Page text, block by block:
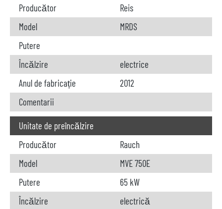
Producător
Reis
Model
MRDS
Putere
Încălzire
electrice
Anul de fabricație
2012
Comentarii
Unitate de preîncălzire
Producător
Rauch
Model
MVE 750E
Putere
65 kW
Încălzire
electrică